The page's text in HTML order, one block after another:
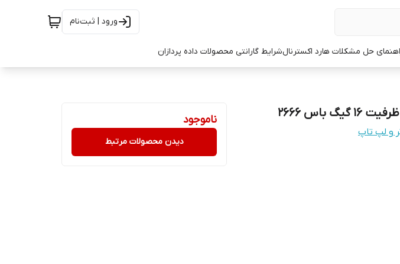
ورود | ثبت‌نام
حل مشکلات هارد اکسترنالشرایط گارانتی محصولات داده پردازان
باس 2666
و لپ تاپ
ناموجود
دیدن محصولات مرتبط